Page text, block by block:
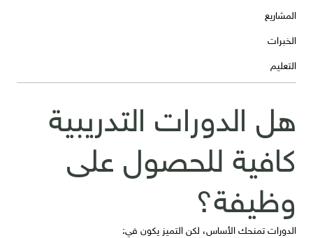
المشاريع
الخبرات
التعليم
هل الدورات التدريبية
كافية للحصول على
وظيفة؟
الدورات تمنحك الأساس، لكن التميز يكون في: